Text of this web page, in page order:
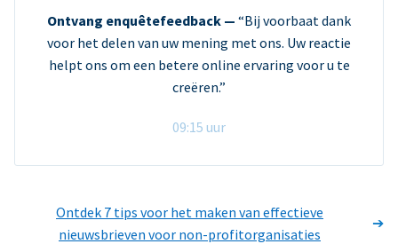
Ontvang enquêtefeedback — “Bij voorbaat dank
voor het delen van uw mening met ons. Uw reactie
helpt ons om een betere online ervaring voor u te
creëren.”
09:15 uur
Ontdek 7 tips voor het maken van effectieve
nieuwsbrieven voor non-profitorganisaties